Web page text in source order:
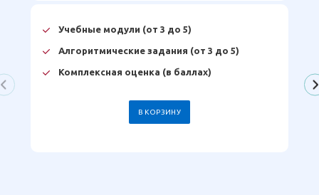
Учебные модули (от 3 до 5)
Алгоритмические задания (от 3 до 5)
Комплексная оценка (в баллах)
В КОРЗИНУ